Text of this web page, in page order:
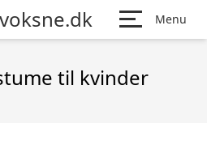
Menu
til kvinder